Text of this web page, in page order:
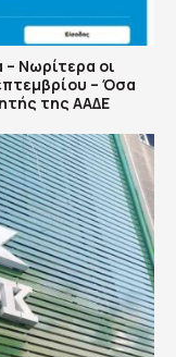
– Νωρίτερα οι
– Όσα
της ΑΑΔΕ